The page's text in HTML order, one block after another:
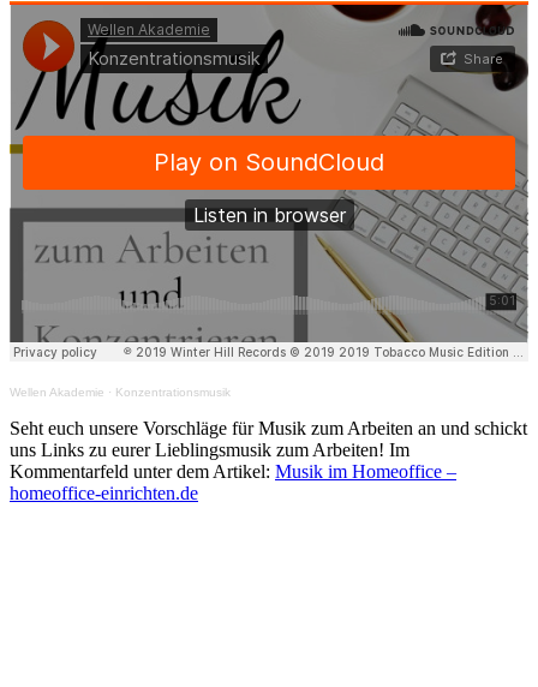
Wellen Akademie · Konzentrationsmusik
Seht euch unsere Vorschläge für Musik zum Arbeiten an und schickt
uns Links zu eurer Lieblingsmusik zum Arbeiten! Im
Kommentarfeld unter dem Artikel: Musik im Homeoffice –
homeoffice-einrichten.de